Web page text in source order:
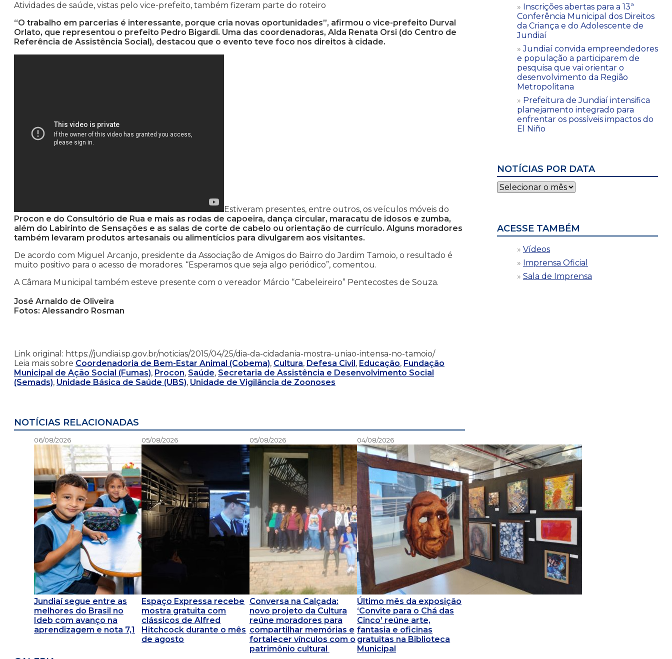
Atividades de saúde, vistas pelo vice-prefeito, também fizeram parte do roteiro
“O trabalho em parcerias é interessante, porque cria novas oportunidades”, afirmou o vice-prefeito Durval
Orlato, que representou o prefeito Pedro Bigardi. Uma das coordenadoras, Alda Renata Orsi (do Centro de
Referência de Assistência Social), destacou que o evento teve foco nos direitos à cidade.
Estiveram presentes, entre outros, os veículos móveis do
Procon e do Consultório de Rua e mais as rodas de capoeira, dança circular, maracatu de idosos e zumba,
além do Labirinto de Sensações e as salas de corte de cabelo ou orientação de currículo. Alguns moradores
também levaram produtos artesanais ou alimentícios para divulgarem aos visitantes.
De acordo com Miguel Arcanjo, presidente da Associação de Amigos do Bairro do Jardim Tamoio, o resultado é
muito positivo para o acesso de moradores. “Esperamos que seja algo periódico”, comentou.
A Câmara Municipal também esteve presente com o vereador Márcio “Cabeleireiro” Pentecostes de Souza.
José Arnaldo de Oliveira
Fotos: Alessandro Rosman
Link original: https://jundiai.sp.gov.br/noticias/2015/04/25/dia-da-cidadania-mostra-uniao-intensa-no-tamoio/
Leia mais sobre Coordenadoria de Bem-Estar Animal (Cobema), Cultura, Defesa Civil, Educação, Fundação
Municipal de Ação Social (Fumas), Procon, Saúde, Secretaria de Assistência e Desenvolvimento Social
(Semads), Unidade Básica de Saúde (UBS), Unidade de Vigilância de Zoonoses
NOTÍCIAS RELACIONADAS
06/08/2026
Jundiaí segue entre as
melhores do Brasil no
Ideb com avanço na
aprendizagem e nota 7,1
05/08/2026
Espaço Expressa recebe
mostra gratuita com
clássicos de Alfred
Hitchcock durante o mês
de agosto
05/08/2026
Conversa na Calçada:
novo projeto da Cultura
reúne moradores para
compartilhar memórias e
fortalecer vínculos com o
patrimônio cultural
04/08/2026
Último mês da exposição
‘Convite para o Chá das
Cinco’ reúne arte,
fantasia e oficinas
gratuitas na Biblioteca
Municipal
Inscrições abertas para a 13ª
Conferência Municipal dos Direitos
da Criança e do Adolescente de
Jundiaí
Jundiaí convida empreendedores
e população a participarem de
pesquisa que vai orientar o
desenvolvimento da Região
Metropolitana
Prefeitura de Jundiaí intensifica
planejamento integrado para
enfrentar os possíveis impactos do
El Niño
NOTÍCIAS POR DATA
Notícias
por
ACESSE TAMBÉM
Vídeos
Imprensa Oficial
Sala de Imprensa